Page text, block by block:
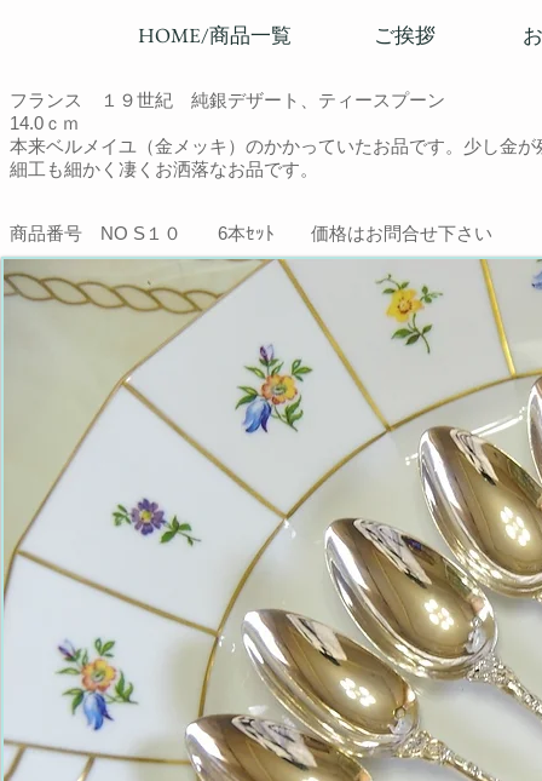
HOME/商品一覧 ご挨拶
フランス １９世紀 純銀デザート、ティースプーン
14.0ｃｍ
本来ベルメイユ（金メッキ）のかかっていたお品です。少し金
細工も細かく凄くお洒落なお品です。
商品番号 NO S１０ 6本ｾｯﾄ 価格はお問合せ下さい